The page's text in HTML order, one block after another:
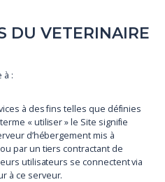
DU VETERINAIRE
à :
à des fins telles que définies
« utiliser » le Site signifie
d’hébergement mis à
par un tiers contractant de
utilisateurs se connectent via
à ce serveur.